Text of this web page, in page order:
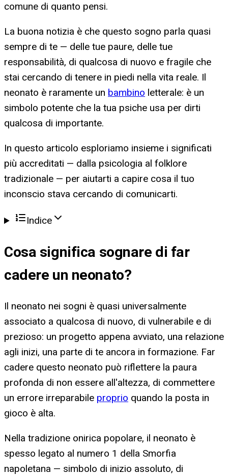
comune di quanto pensi.
La buona notizia è che questo sogno parla quasi
sempre di te — delle tue paure, delle tue
responsabilità, di qualcosa di nuovo e fragile che
stai cercando di tenere in piedi nella vita reale. Il
neonato è raramente un bambino letterale: è un
simbolo potente che la tua psiche usa per dirti
qualcosa di importante.
In questo articolo esploriamo insieme i significati
più accreditati — dalla psicologia al folklore
tradizionale — per aiutarti a capire cosa il tuo
inconscio stava cercando di comunicarti.
Indice
Cosa significa sognare di far
cadere un neonato?
Il neonato nei sogni è quasi universalmente
associato a qualcosa di nuovo, di vulnerabile e di
prezioso: un progetto appena avviato, una relazione
agli inizi, una parte di te ancora in formazione. Far
cadere questo neonato può riflettere la paura
profonda di non essere all'altezza, di commettere
un errore irreparabile proprio quando la posta in
gioco è alta.
Nella tradizione onirica popolare, il neonato è
spesso legato al numero 1 della Smorfia
napoletana — simbolo di inizio assoluto, di